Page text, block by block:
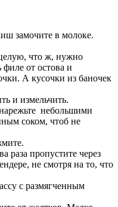
замочите в молоке.
что ж, нужно
филе от остова и
А кусочки из баночек
и измельчить.
небольшими
соком, чтоб не
раза пропустите через
не смотря на то, что
с размягченным